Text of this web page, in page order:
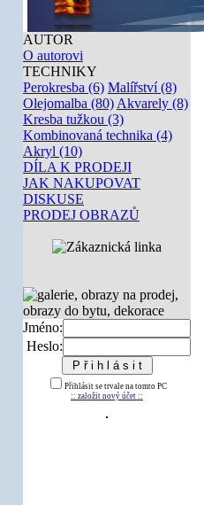
AUTOR
O autorovi
TECHNIKY
Perokresba (6) Malířství (8)
Olejomalba (80) Akvarely (8)
Kresba tužkou (3)
Kombinovaná technika (4)
Akryl (10)
DÍLA K PRODEJI
JAK NAKUPOVAT
DISKUSE
PRODEJ OBRAZŮ
Jméno:
Heslo:
Přihlásit se trvale na tomto PC
:: založit nový účet ::